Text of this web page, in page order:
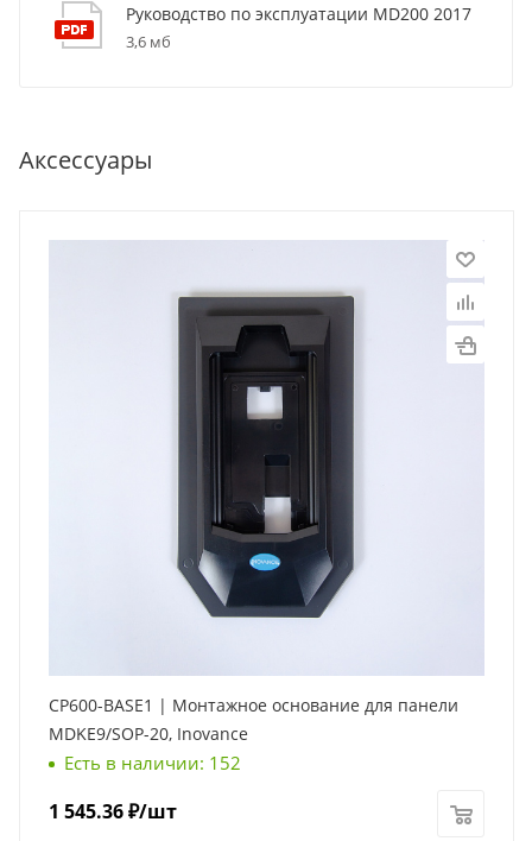
Руководство по эксплуатации MD200 2017
3,6 мб
Аксессуары
CP600-BASE1 | Монтажное основание для панели
MDKE9/SOP-20, Inovance
Есть в наличии: 152
1 545.36₽/шт